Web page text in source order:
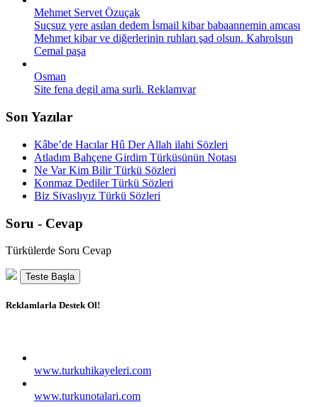
Mehmet Servet Özuçak
Suçsuz yere asılan dedem İsmail kibar babaannemin amcası
Mehmet kibar ve diğerlerinin ruhları şad olsun. Kahrolsun
Cemal paşa
Osman
Site fena degil ama surli. Reklamvar
Son Yazılar
Kâbe’de Hacılar Hû Der Allah ilahi Sözleri
Atladım Bahçene Girdim Türküsünün Notası
Ne Var Kim Bilir Türkü Sözleri
Konmaz Dediler Türkü Sözleri
Biz Sivaslıyız Türkü Sözleri
Soru - Cevap
Türkülerde Soru Cevap
Teste Başla
Reklamlarla Destek Ol!
www.turkuhikayeleri.com
www.turkunotalari.com